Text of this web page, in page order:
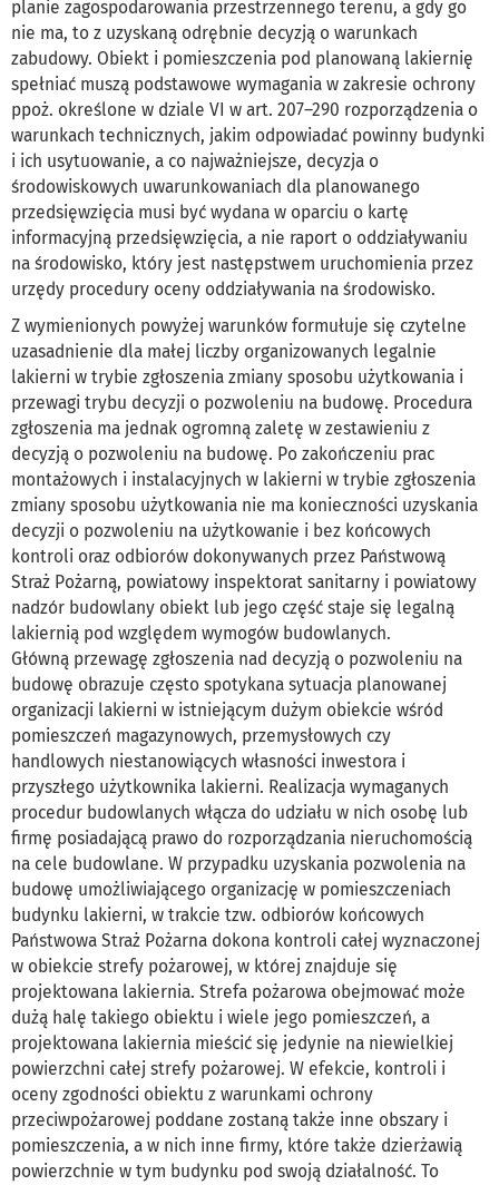
planie zagospodarowania przestrzennego terenu, a gdy go
nie ma, to z uzyskaną odrębnie decyzją o warunkach
zabudowy. Obiekt i pomieszczenia pod planowaną lakiernię
spełniać muszą podstawowe wymagania w zakresie ochrony
ppoż. określone w dziale VI w art. 207–290 rozporządzenia o
warunkach technicznych, jakim odpowiadać powinny budynki
i ich usytuowanie, a co najważniejsze, decyzja o
środowiskowych uwarunkowaniach dla planowanego
przedsięwzięcia musi być wydana w oparciu o kartę
informacyjną przedsięwzięcia, a nie raport o oddziaływaniu
na środowisko, który jest następstwem uruchomienia przez
urzędy procedury oceny oddziaływania na środowisko.
Z wymienionych powyżej warunków formułuje się czytelne
uzasadnienie dla małej liczby organizowanych legalnie
lakierni w trybie zgłoszenia zmiany sposobu użytkowania i
przewagi trybu decyzji o pozwoleniu na budowę. Procedura
zgłoszenia ma jednak ogromną zaletę w zestawieniu z
decyzją o pozwoleniu na budowę. Po zakończeniu prac
montażowych i instalacyjnych w lakierni w trybie zgłoszenia
zmiany sposobu użytkowania nie ma konieczności uzyskania
decyzji o pozwoleniu na użytkowanie i bez końcowych
kontroli oraz odbiorów dokonywanych przez Państwową
Straż Pożarną, powiatowy inspektorat sanitarny i powiatowy
nadzór budowlany obiekt lub jego część staje się legalną
lakiernią pod względem wymogów budowlanych.
Główną przewagę zgłoszenia nad decyzją o pozwoleniu na
budowę obrazuje często spotykana sytuacja planowanej
organizacji lakierni w istniejącym dużym obiekcie wśród
pomieszczeń magazynowych, przemysłowych czy
handlowych niestanowiących własności inwestora i
przyszłego użytkownika lakierni. Realizacja wymaganych
procedur budowlanych włącza do udziału w nich osobę lub
firmę posiadającą prawo do rozporządzania nieruchomością
na cele budowlane. W przypadku uzyskania pozwolenia na
budowę umożliwiającego organizację w pomieszczeniach
budynku lakierni, w trakcie tzw. odbiorów końcowych
Państwowa Straż Pożarna dokona kontroli całej wyznaczonej
w obiekcie strefy pożarowej, w której znajduje się
projektowana lakiernia. Strefa pożarowa obejmować może
dużą halę takiego obiektu i wiele jego pomieszczeń, a
projektowana lakiernia mieścić się jedynie na niewielkiej
powierzchni całej strefy pożarowej. W efekcie, kontroli i
oceny zgodności obiektu z warunkami ochrony
przeciwpożarowej poddane zostaną także inne obszary i
pomieszczenia, a w nich inne firmy, które także dzierżawią
powierzchnie w tym budynku pod swoją działalność. To